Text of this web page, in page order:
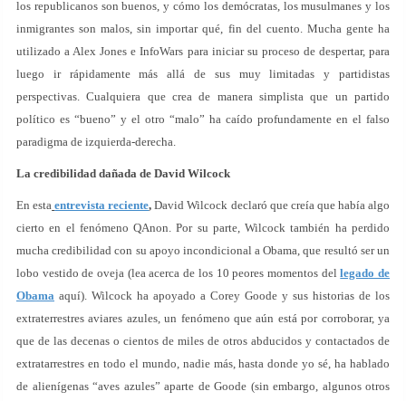
los republicanos son buenos, y cómo los demócratas, los musulmanes y los
inmigrantes son malos, sin importar qué, fin del cuento. Mucha gente ha
utilizado a Alex Jones e InfoWars para iniciar su proceso de despertar, para
luego ir rápidamente más allá de sus muy limitadas y partidistas
perspectivas. Cualquiera que crea de manera simplista que un partido
político es “bueno” y el otro “malo” ha caído profundamente en el falso
paradigma de izquierda-derecha.
La credibilidad dañada de David Wilcock
En esta entrevista reciente, David Wilcock declaró que creía que había algo
cierto en el fenómeno QAnon. Por su parte, Wilcock también ha perdido
mucha credibilidad con su apoyo incondicional a Obama, que resultó ser un
lobo vestido de oveja (lea acerca de los 10 peores momentos dellegado de
Obama aquí). Wilcock ha apoyado a Corey Goode y sus historias de los
extraterrestres aviares azules, un fenómeno que aún está por corroborar, ya
que de las decenas o cientos de miles de otros abducidos y contactados de
extratarrestres en todo el mundo, nadie más, hasta donde yo sé, ha hablado
de alienígenas “aves azules” aparte de Goode (sin embargo, algunos otros